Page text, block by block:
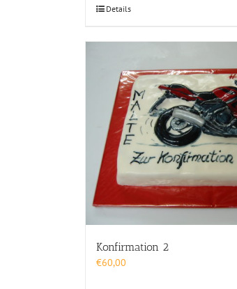
Details
Konfirmation 2
€60,00